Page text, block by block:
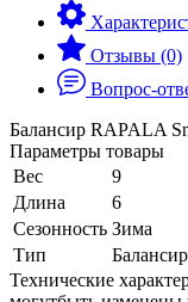
Отзывы (0)
Вопрос-
Балансир RAPALA
Параметры товары
Вес
9
Длина
6
Сезонность Зима
Тип
Балансир
Технические